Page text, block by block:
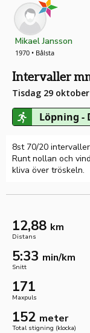
Mikael Jansson
1970 • Bålsta
Intervaller
Tisdag 29 oktober
Löpning -
8st 70/20
Runt nollan och
kliva över tröskeln.
12,88 km
Distans
5:33 min/km
Snitt
171
Maxpuls
152 meter
Total stigning (klocka)